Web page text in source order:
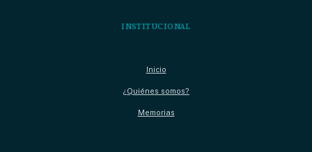
INSTITUCIONAL
Inicio
¿Quiénes somos?
Memorias